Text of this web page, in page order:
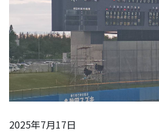
2025年7月17日